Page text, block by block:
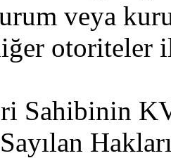
veya
otoriteler
Sahibinin